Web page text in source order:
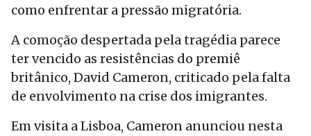
como enfrentar a pressão migratória.
A comoção despertada pela tragédia parece
ter vencido as resistências do premiê
britânico, David Cameron, criticado pela falta
de envolvimento na crise dos imigrantes.
Em visita a Lisboa, Cameron anunciou nesta